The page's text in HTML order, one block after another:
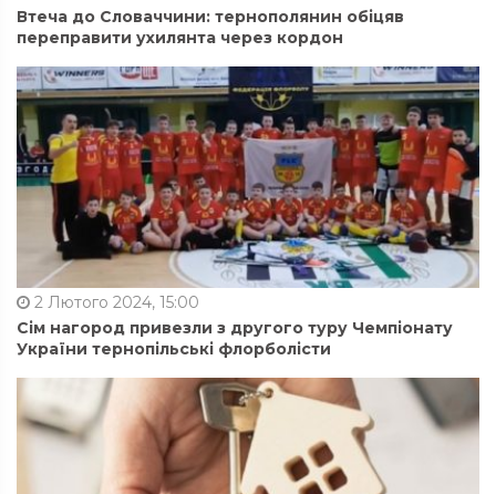
Втеча до Словаччини: тернополянин обіцяв
переправити ухилянта через кордон
2 Лютого 2024, 15:00
Сім нагород привезли з другого туру Чемпіонату
України тернопільські флорболісти